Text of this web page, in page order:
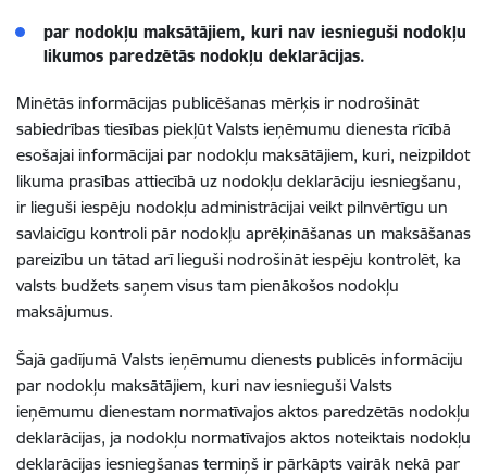
par nodokļu maksātājiem, kuri nav iesnieguši nodokļu
likumos paredzētās nodokļu deklarācijas.
Minētās informācijas publicēšanas mērķis ir nodrošināt
sabiedrības tiesības piekļūt Valsts ieņēmumu dienesta rīcībā
esošajai informācijai par nodokļu maksātājiem, kuri, neizpildot
likuma prasības attiecībā uz nodokļu deklarāciju iesniegšanu,
ir lieguši iespēju nodokļu administrācijai veikt pilnvērtīgu un
savlaicīgu kontroli pār nodokļu aprēķināšanas un maksāšanas
pareizību un tātad arī lieguši nodrošināt iespēju kontrolēt, ka
valsts budžets saņem visus tam pienākošos nodokļu
maksājumus.
Šajā gadījumā Valsts ieņēmumu dienests publicēs informāciju
par nodokļu maksātājiem, kuri nav iesnieguši Valsts
ieņēmumu dienestam normatīvajos aktos paredzētās nodokļu
deklarācijas, ja nodokļu normatīvajos aktos noteiktais nodokļu
deklarācijas iesniegšanas termiņš ir pārkāpts vairāk nekā par